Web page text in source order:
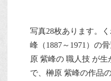
写真28枚あります。
峰（1887～1971）の
原 紫峰の 職人技 が
で、榊原 紫峰の作品